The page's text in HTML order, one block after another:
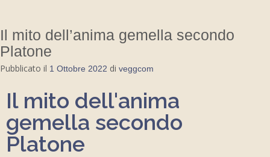
Il mito dell’anima gemella secondo
Platone
Pubblicato il 1 Ottobre 2022 di veggcom
Il mito dell'anima
gemella secondo
Platone